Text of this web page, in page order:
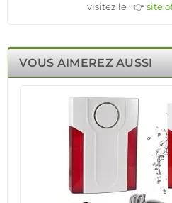
visitez le : 👉site
VOUS AIMEREZ AUSSI